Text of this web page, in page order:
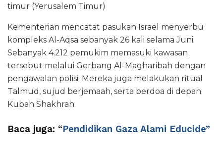
timur (Yerusalem Timur)
Kementerian mencatat pasukan Israel menyerbu
kompleks Al-Aqsa sebanyak 26 kali selama Juni.
Sebanyak 4.212 pemukim memasuki kawasan
tersebut melalui Gerbang Al-Magharibah dengan
pengawalan polisi. Mereka juga melakukan ritual
Talmud, sujud berjemaah, serta berdoa di depan
Kubah Shakhrah.
Baca juga: “Pendidikan Gaza Alami Educide”